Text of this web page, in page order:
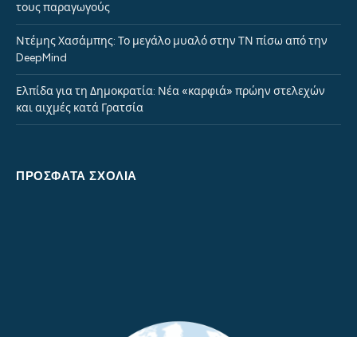
τους παραγωγούς
Ντέμης Χασάμπης: Το μεγάλο μυαλό στην ΤΝ πίσω από την
DeepMind
Ελπίδα για τη Δημοκρατία: Νέα «καρφιά» πρώην στελεχών
και αιχμές κατά Γρατσία
ΠΡΌΣΦΑΤΑ ΣΧΌΛΙΑ